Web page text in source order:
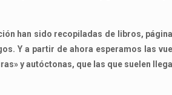
han sido recopiladas de libros,
Y a partir de ahora esperamos las
y autóctonas, que las que suelen